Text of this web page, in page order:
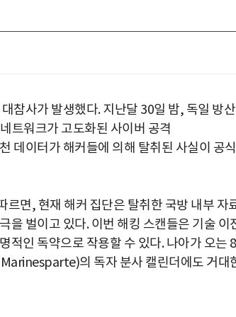
참사가 발생했다. 지난달 30일 밤, 독일 방산
트워크가 고도화된 사이버 공격
데이터가 해커들에 의해 탈취된 사실이 공식
면, 현재 해커 집단은 탈취한 국방 내부 자
을 벌이고 있다. 이번 해킹 스캔들은 기술 이
적인 독약으로 작용할 수 있다. 나아가 오는 8
의 독자 분사 캘린더에도 거대